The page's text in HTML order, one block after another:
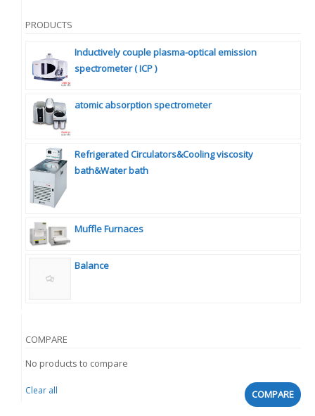
PRODUCTS
Inductively couple plasma-optical emission
spectrometer ( ICP )
atomic absorption spectrometer
Refrigerated Circulators&Cooling viscosity
bath&Water bath
Muffle Furnaces
Balance
COMPARE
No products to compare
Clear all COMPARE